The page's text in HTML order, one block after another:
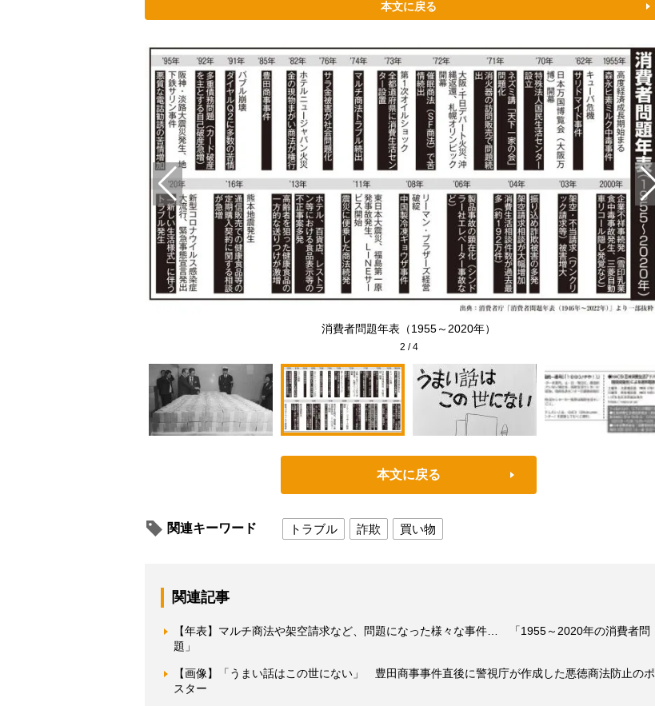
本文に戻る
消費者問題年表（1955～2020年）
2 /4
本文に戻る
関連キーワード トラブル 詐欺 買い物
関連記事
【年表】マルチ商法や架空請求など、問題になった様々な事件… 「1955～2020年の消費者問
題」
【画像】「うまい話はこの世にない」 豊田商事事件直後に警視庁が作成した悪徳商法防止のポ
スター